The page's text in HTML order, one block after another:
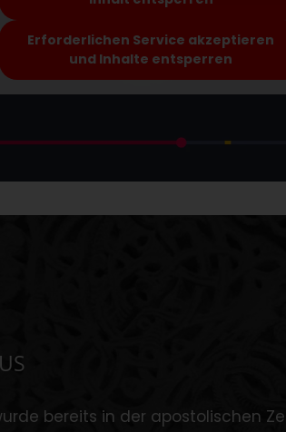
Erforderlichen Service akzeptieren
und Inhalte entsperren
bereits in der apostolischen